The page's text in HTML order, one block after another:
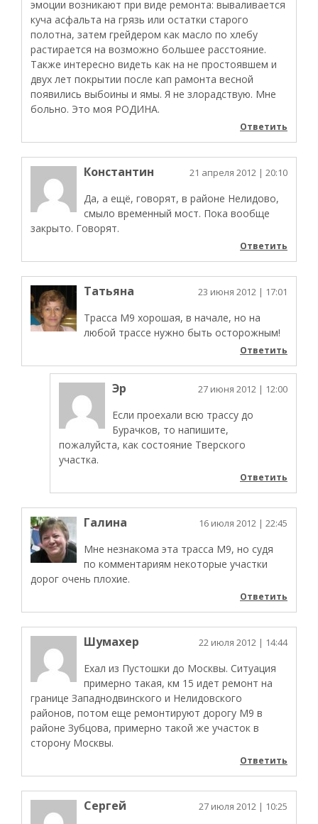
эмоции возникают при виде ремонта: вываливается
куча асфальта на грязь или остатки старого
полотна, затем грейдером как масло по хлебу
растирается на возможно большее расстояние.
Также интересно видеть как на не простоявшем и
двух лет покрытии после кап рамонта весной
появились выбоины и ямы. Я не злорадствую. Мне
больно. Это моя РОДИНА.
Ответить
Константин 21 апреля 2012 | 20:10
Да, а ещё, говорят, в районе Нелидово,
смыло временный мост. Пока вообще
закрыто. Говорят.
Ответить
Татьяна 23 июня 2012 | 17:01
Трасса М9 хорошая, в начале, но на
любой трассе нужно быть осторожным!
Ответить
Эр 27 июня 2012 | 12:00
Если проехали всю трассу до
Бурачков, то напишите,
пожалуйста, как состояние Тверского
участка.
Ответить
Галина 16 июля 2012 | 22:45
Мне незнакома эта трасса М9, но судя
по комментариям некоторые участки
дорог очень плохие.
Ответить
Шумахер 22 июля 2012 | 14:44
Ехал из Пустошки до Москвы. Ситуация
примерно такая, км 15 идет ремонт на
границе Западнодвинского и Нелидовского
районов, потом еще ремонтируют дорогу М9 в
районе Зубцова, примерно такой же участок в
сторону Москвы.
Ответить
Сергей 27 июля 2012 | 10:25